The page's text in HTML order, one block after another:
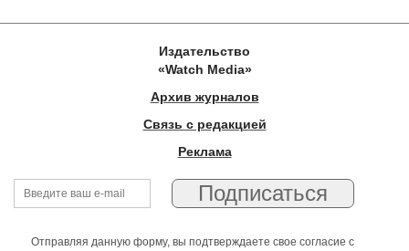
Издательство
«Watch Media»
Архив журналов
Связь с редакцией
Реклама
Отправляя данную форму, вы подтверждаете свое согласие с